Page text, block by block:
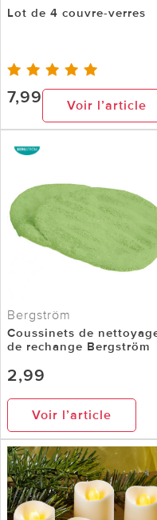
Lot de 4 couvre-verres
7,99 Voir l’article
Bergström
Coussinets de
de rechange Bergström
2,99
Voir l’article